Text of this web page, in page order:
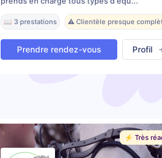
📖 3 prestations ⚠️ Clientèle presque
Prendre rendez-vous Profil
⚡️ Très